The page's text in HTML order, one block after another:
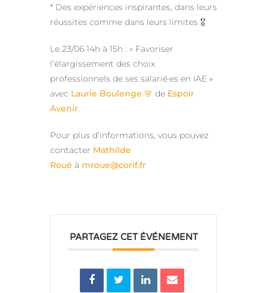
* Des expériences inspirantes, dans leurs
réussites comme dans leurs limites 🎖️
Le 23/06 14h à 15h : « Favoriser
l’élargissement des choix
professionnels de ses salarié·es en IAE »
avec Laurie Boulenge 🌸 de Espoir
Avenir
Pour plus d’informations, vous pouvez
contacter Mathilde
Roué à mroue@corif.fr
PARTAGEZ CET ÉVÉNEMENT